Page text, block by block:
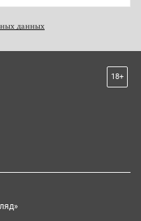
данных
18+